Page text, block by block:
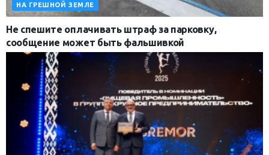
НА ГРЕШНОЙ ЗЕМЛЕ
Не спешите оплачивать штраф за парковку,
сообщение может быть фальшивкой